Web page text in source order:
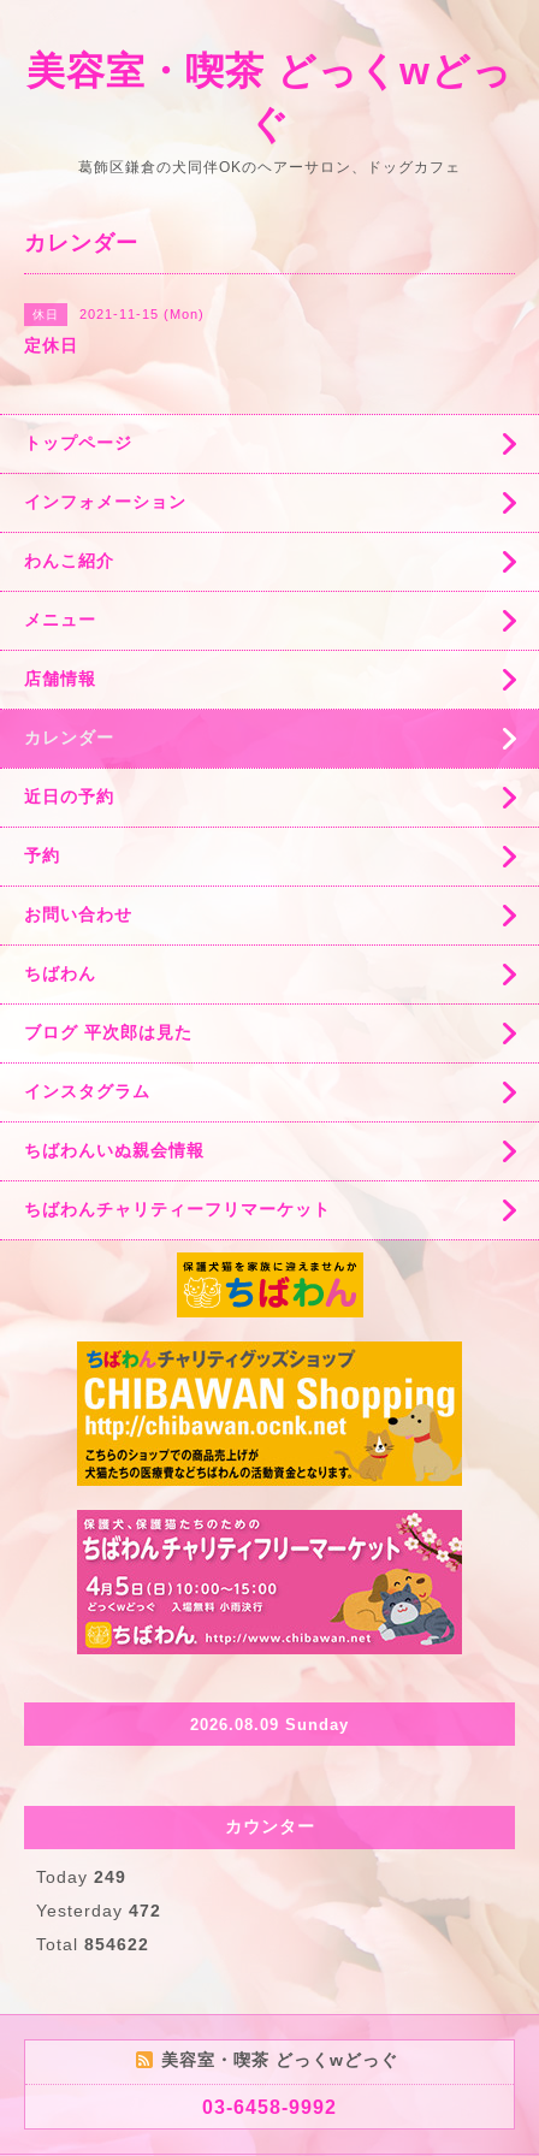
美容室・喫茶 どっくwどっ
ぐ
葛飾区鎌倉の犬同伴OKのヘアーサロン、ドッグカフェ
カレンダー
休日 2021-11-15 (Mon)
定休日
トップページ
インフォメーション
わんこ紹介
メニュー
店舗情報
カレンダー
近日の予約
予約
お問い合わせ
ちばわん
ブログ 平次郎は見た
インスタグラム
ちばわんいぬ親会情報
ちばわんチャリティーフリマーケット
2026.08.09 Sunday
カウンター
Today 249
Yesterday 472
Total 854622
美容室・喫茶 どっくwどっぐ
03-6458-9992